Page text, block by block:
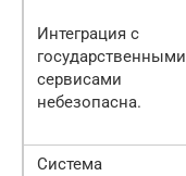
Интеграция с
государственными
сервисами
небезопасна.
Система